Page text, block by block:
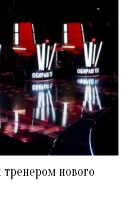
нового